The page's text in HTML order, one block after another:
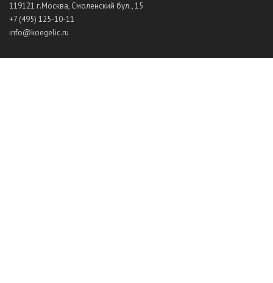
119121 г.Москва, Смоленский бул., 15
+7 (495) 125-10-11
info@koegelic.ru